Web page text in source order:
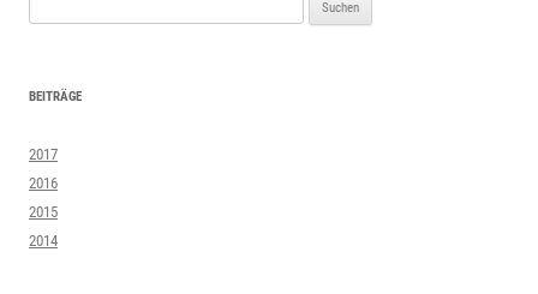
BEITRÄGE
2017
2016
2015
2014